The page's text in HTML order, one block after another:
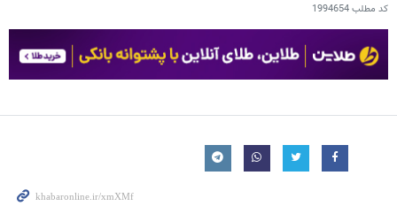
کد مطلب1994654